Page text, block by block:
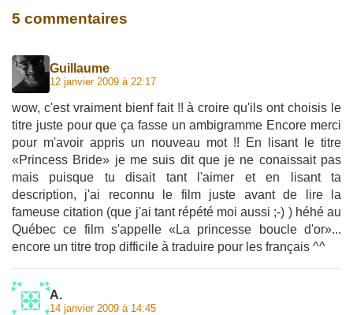
5 commentaires
Guillaume
12 janvier 2009 à 22:17
wow, c'est vraiment bienf fait !! à croire qu'ils ont choisis le
titre juste pour que ça fasse un ambigramme Encore merci
pour m'avoir appris un nouveau mot !! En lisant le titre
«Princess Bride» je me suis dit que je ne conaissait pas
mais puisque tu disait tant l'aimer et en lisant ta
description, j'ai reconnu le film juste avant de lire la
fameuse citation (que j'ai tant répété moi aussi ;-) ) héhé au
Québec ce film s'appelle «La princesse boucle d'or»...
encore un titre trop difficile à traduire pour les français ^^
A.
14 janvier 2009 à 14:45